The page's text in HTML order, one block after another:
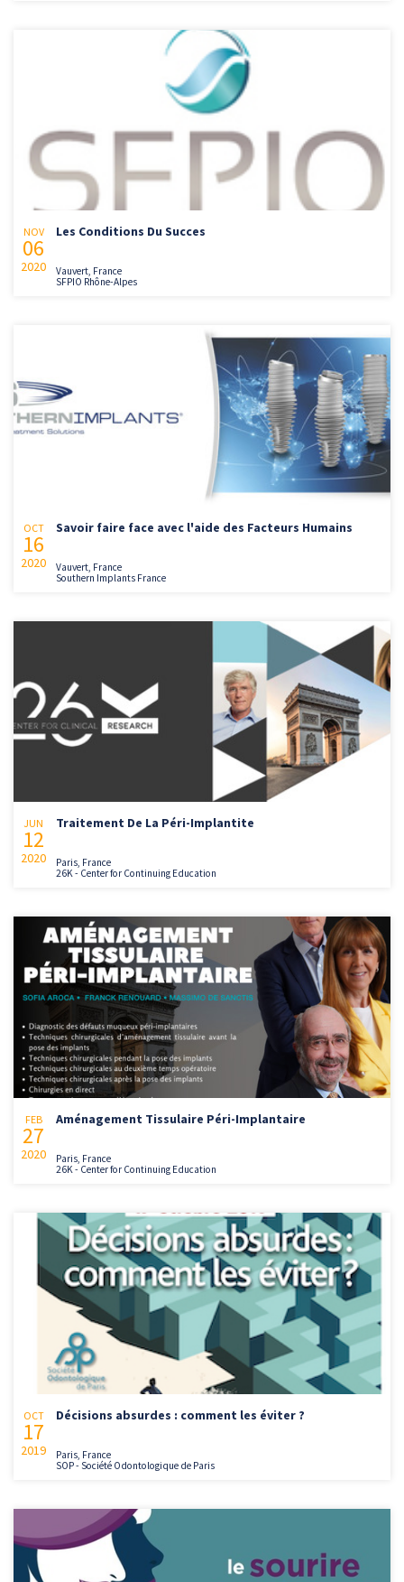
NOV
06
2020
Les Conditions Du Succes
Vauvert, France
SFPIO Rhône-Alpes
OCT
16
2020
Savoir faire face avec l'aide des Facteurs Humains
Vauvert, France
Southern Implants France
JUN
12
2020
Traitement De La Péri-Implantite
Paris, France
26K - Center for Continuing Education
FEB
27
2020
Aménagement Tissulaire Péri-Implantaire
Paris, France
26K - Center for Continuing Education
OCT
17
2019
Décisions absurdes : comment les éviter ?
Paris, France
SOP - Société Odontologique de Paris